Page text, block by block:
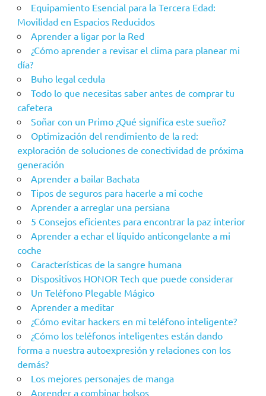
Equipamiento Esencial para la Tercera Edad:
Movilidad en Espacios Reducidos
Aprender a ligar por la Red
¿Cómo aprender a revisar el clima para planear mi
día?
Buho legal cedula
Todo lo que necesitas saber antes de comprar tu
cafetera
Soñar con un Primo ¿Qué significa este sueño?
Optimización del rendimiento de la red:
exploración de soluciones de conectividad de próxima
generación
Aprender a bailar Bachata
Tipos de seguros para hacerle a mi coche
Aprender a arreglar una persiana
5 Consejos eficientes para encontrar la paz interior
Aprender a echar el líquido anticongelante a mi
coche
Características de la sangre humana
Dispositivos HONOR Tech que puede considerar
Un Teléfono Plegable Mágico
Aprender a meditar
¿Cómo evitar hackers en mi teléfono inteligente?
¿Cómo los teléfonos inteligentes están dando
forma a nuestra autoexpresión y relaciones con los
demás?
Los mejores personajes de manga
Aprender a combinar bolsos